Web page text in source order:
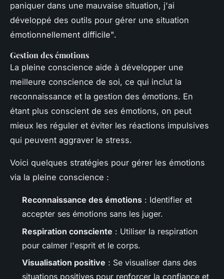
paniquer dans une mauvaise situation, j'ai
développé des outils pour gérer une situation
émotionnellement difficile".
Gestion des émotions
La pleine conscience aide à développer une
meilleure conscience de soi, ce qui inclut la
reconnaissance et la gestion des émotions. En
étant plus conscient de ses émotions, on peut
mieux les réguler et éviter les réactions impulsives
qui peuvent aggraver le stress.
Voici quelques stratégies pour gérer les émotions
via la pleine conscience :
Reconnaissance des émotions : Identifier et
accepter ses émotions sans les juger.
Respiration consciente : Utiliser la respiration
pour calmer l'esprit et le corps.
Visualisation positive : Se visualiser dans des
situations positives pour renforcer la confiance et